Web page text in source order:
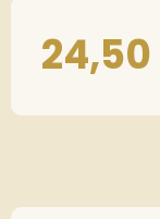
24,50